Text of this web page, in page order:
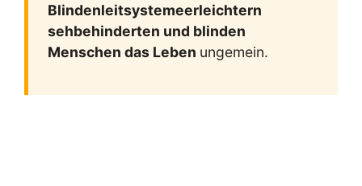
Blindenleitsystemeerleichtern
sehbehinderten und blinden
Menschen das Leben ungemein.